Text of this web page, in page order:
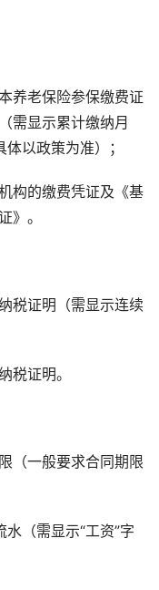
养老保险参保缴费证
需显示累计缴纳月
以政策为准）；
构的缴费凭证及《基
》。
税证明（需显示连续
税证明。
（一般要求合同期限
（需显示“工资”字